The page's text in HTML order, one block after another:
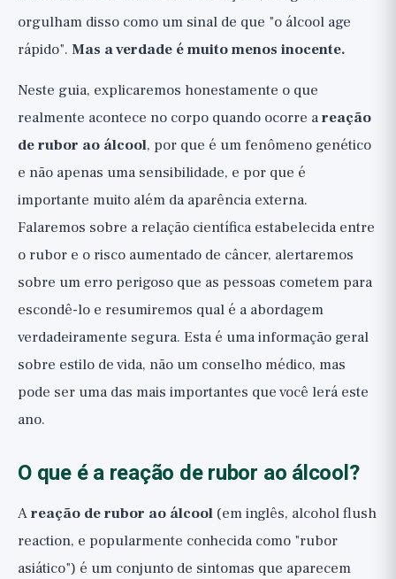
medicamentos
O que fazer: a abordagem segura
Resumo: Ouça o sinal de alerta
orgulham disso como um sinal de que "o álcool age
rápido". Mas a verdade é muito menos inocente.
Neste guia, explicaremos honestamente o que
realmente acontece no corpo quando ocorre areação
de rubor ao álcool, por que é um fenômeno genético
e não apenas uma sensibilidade, e por que é
importante muito além da aparência externa.
Falaremos sobre a relação científica estabelecida entre
o rubor e o risco aumentado de câncer, alertaremos
sobre um erro perigoso que as pessoas cometem para
escondê-lo e resumiremos qual é a abordagem
verdadeiramente segura. Esta é uma informação geral
sobre estilo de vida, não um conselho médico, mas
pode ser uma das mais importantes que você lerá este
ano.
O que é a reação de rubor ao álcool?
Areação de rubor ao álcool (em inglês, alcohol flush
reaction, e popularmente conhecida como "rubor
asiático") é um conjunto de sintomas que aparecem